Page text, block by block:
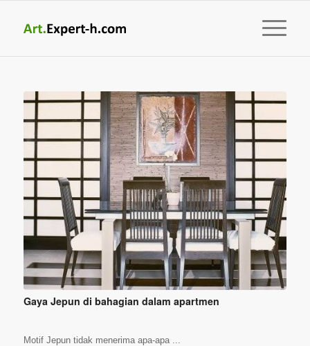
Gaya Jepun di bahagian dalam apartmen
Motif Jepun tidak menerima apa-apa ...